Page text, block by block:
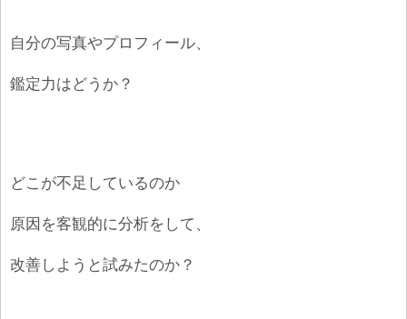
自分の写真やプロフィール、
鑑定力はどうか？
どこが不足しているのか
原因を客観的に分析をして、
改善しようと試みたのか？